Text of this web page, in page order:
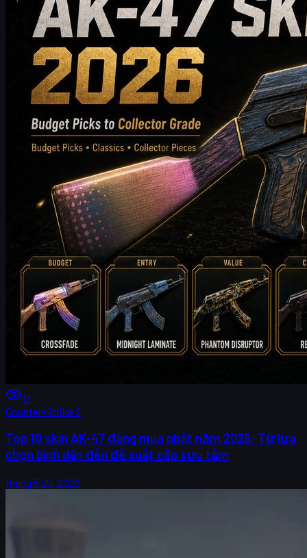
13
Counter-Strike 2
Top 10 skin AK-47 đáng mua nhất năm 2026: Từ lựa
chọn bình dân đến đề xuất cấp sưu tầm
tháng 5 20, 2026